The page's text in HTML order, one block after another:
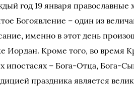
год 19 января
Богоявление – один из
именно в этот день
Иордан. Кроме того, во время
ипостасях – Бога-Отца, Бога-
праздника является